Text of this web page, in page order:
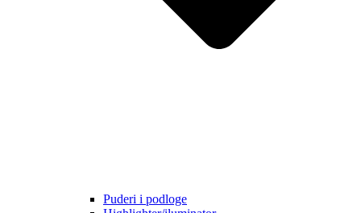
Puderi i podloge